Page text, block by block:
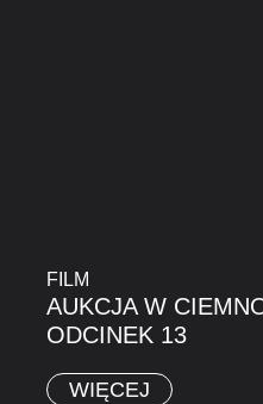
FILM
AUKCJA W
ODCINEK 13
WIĘCEJ